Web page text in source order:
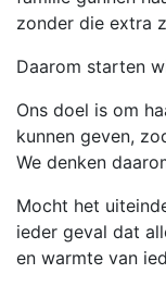
zonder die extra
Daarom starten
Ons doel is om
kunnen geven,
We denken
Mocht het
ieder geval dat
en warmte van